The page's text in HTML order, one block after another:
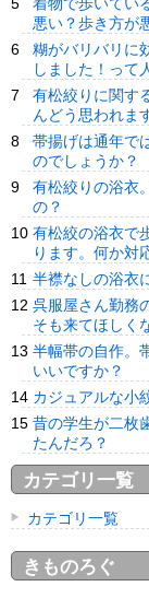
着物で歩いてい
悪い？歩き方が
糊がバリバリに
しました！って
有松絞りに関す
んどう思われま
帯揚げは通年で
のでしょうか？
有松絞りの浴衣
の？
有松絞の浴衣で
ります。何か対
半襟なしの浴衣
呉服屋さん勤務
そも来てほしく
半幅帯の自作。
いいですか？
カジュアルな小
昔の学生が二枚
たんだろ？
カテゴリ一覧
カテゴリ一覧
きものろぐ